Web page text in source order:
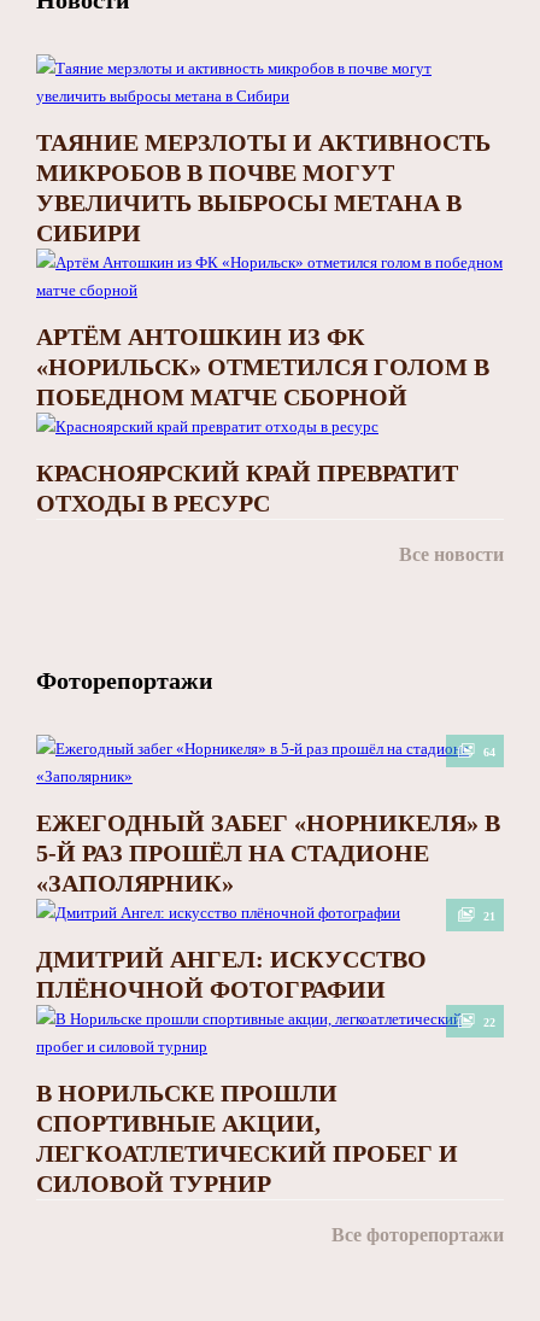
ТАЯНИЕ МЕРЗЛОТЫ И АКТИВНОСТЬ
МИКРОБОВ В ПОЧВЕ МОГУТ
УВЕЛИЧИТЬ ВЫБРОСЫ МЕТАНА В
СИБИРИ
АРТЁМ АНТОШКИН ИЗ ФК
«НОРИЛЬСК» ОТМЕТИЛСЯ ГОЛОМ В
ПОБЕДНОМ МАТЧЕ СБОРНОЙ
КРАСНОЯРСКИЙ КРАЙ ПРЕВРАТИТ
ОТХОДЫ В РЕСУРС
Все новости
Фоторепортажи
64
ЕЖЕГОДНЫЙ ЗАБЕГ «НОРНИКЕЛЯ» В
5-Й РАЗ ПРОШЁЛ НА СТАДИОНЕ
«ЗАПОЛЯРНИК»
21
ДМИТРИЙ АНГЕЛ: ИСКУССТВО
ПЛЁНОЧНОЙ ФОТОГРАФИИ
22
В НОРИЛЬСКЕ ПРОШЛИ
СПОРТИВНЫЕ АКЦИИ,
ЛЕГКОАТЛЕТИЧЕСКИЙ ПРОБЕГ И
СИЛОВОЙ ТУРНИР
Все фоторепортажи